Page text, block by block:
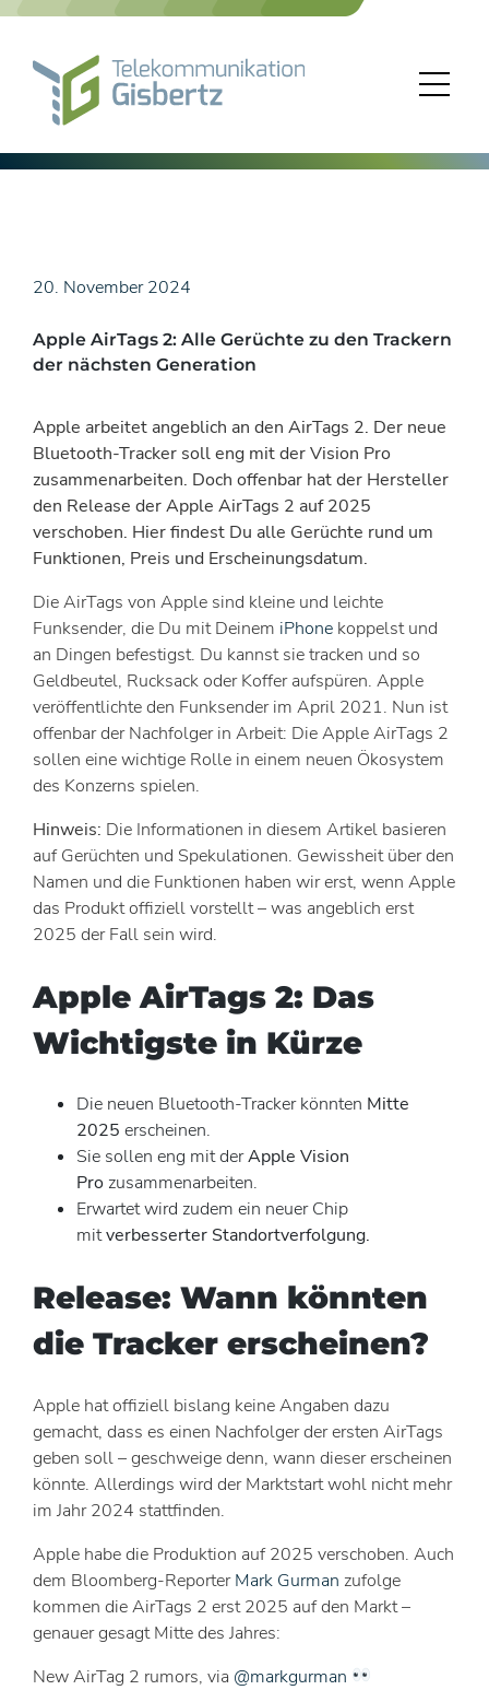
Skip
20. November 2024
Apple AirTags 2: Alle Gerüchte zu den Trackern
der nächsten Generation
Apple arbeitet angeblich an den AirTags 2. Der neue
Bluetooth-Tracker soll eng mit der Vision Pro
zusammenarbeiten. Doch offenbar hat der Hersteller
den Release der Apple AirTags 2 auf 2025
verschoben. Hier findest Du alle Gerüchte rund um
Funktionen, Preis und Erscheinungsdatum.
Die AirTags von Apple sind kleine und leichte
Funksender, die Du mit Deinem iPhone koppelst und
an Dingen befestigst. Du kannst sie tracken und so
Geldbeutel, Rucksack oder Koffer aufspüren. Apple
veröffentlichte den Funksender im April 2021. Nun ist
offenbar der Nachfolger in Arbeit: Die Apple AirTags 2
sollen eine wichtige Rolle in einem neuen Ökosystem
des Konzerns spielen.
Hinweis: Die Informationen in diesem Artikel basieren
auf Gerüchten und Spekulationen. Gewissheit über den
Namen und die Funktionen haben wir erst, wenn Apple
das Produkt offiziell vorstellt – was angeblich erst
2025 der Fall sein wird.
Apple AirTags 2: Das
Wichtigste in Kürze
Die neuen Bluetooth-Tracker könnten Mitte
2025 erscheinen.
Sie sollen eng mit derApple Vision
Pro zusammenarbeiten.
Erwartet wird zudem ein neuer Chip
mitverbesserter Standortverfolgung.
Release: Wann könnten
die Tracker erscheinen?
Apple hat offiziell bislang keine Angaben dazu
gemacht, dass es einen Nachfolger der ersten AirTags
geben soll – geschweige denn, wann dieser erscheinen
könnte. Allerdings wird der Marktstart wohl nicht mehr
im Jahr 2024 stattfinden.
Apple habe die Produktion auf 2025 verschoben. Auch
dem Bloomberg-ReporterMark Gurman zufolge
kommen die AirTags 2 erst 2025 auf den Markt –
genauer gesagt Mitte des Jahres:
New AirTag 2 rumors, via @markgurman